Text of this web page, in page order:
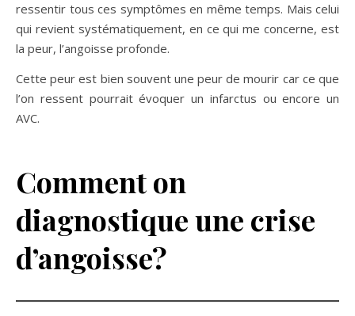
ressentir tous ces symptômes en même temps. Mais celui
qui revient systématiquement, en ce qui me concerne, est
la peur, l’angoisse profonde.
Cette peur est bien souvent une peur de mourir car ce que
l’on ressent pourrait évoquer un infarctus ou encore un
AVC.
Comment on
diagnostique une crise
d’angoisse?